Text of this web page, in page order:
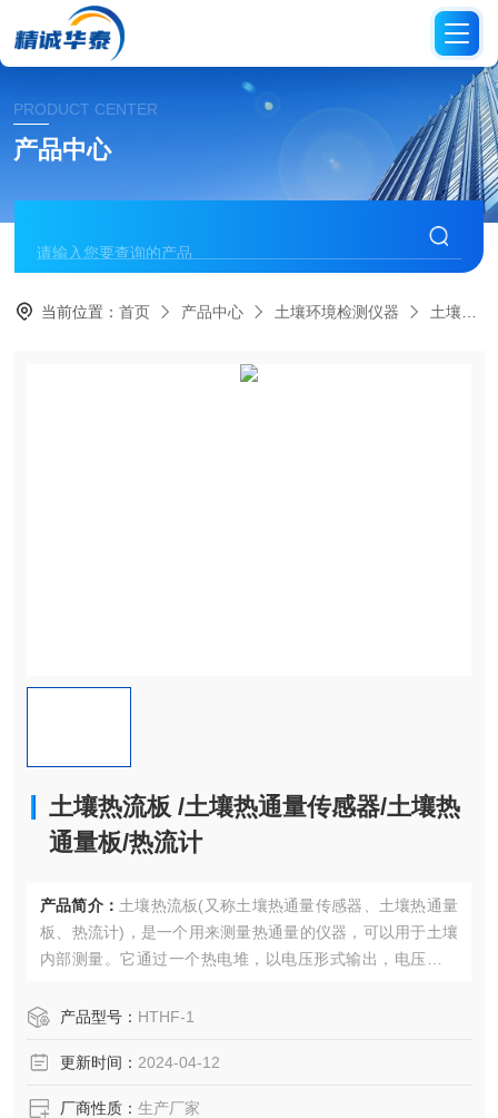
PRODUCT CENTER
产品中心
当前位置：首页 产品中心 土壤环境检测仪器 土壤水分仪
土壤热流板 /土壤热通量传感器/土壤热
通量板/热流计
产品简介： 土壤热流板(又称土壤热通量传感器、土壤热通量
板、热流计)，是一个用来测量热通量的仪器，可以用于土壤
内部测量。它通过一个热电堆，以电压形式输出，电压正比
玻璃墙体的热导率。
产品型号： HTHF-1
更新时间： 2024-04-12
厂商性质： 生产厂家